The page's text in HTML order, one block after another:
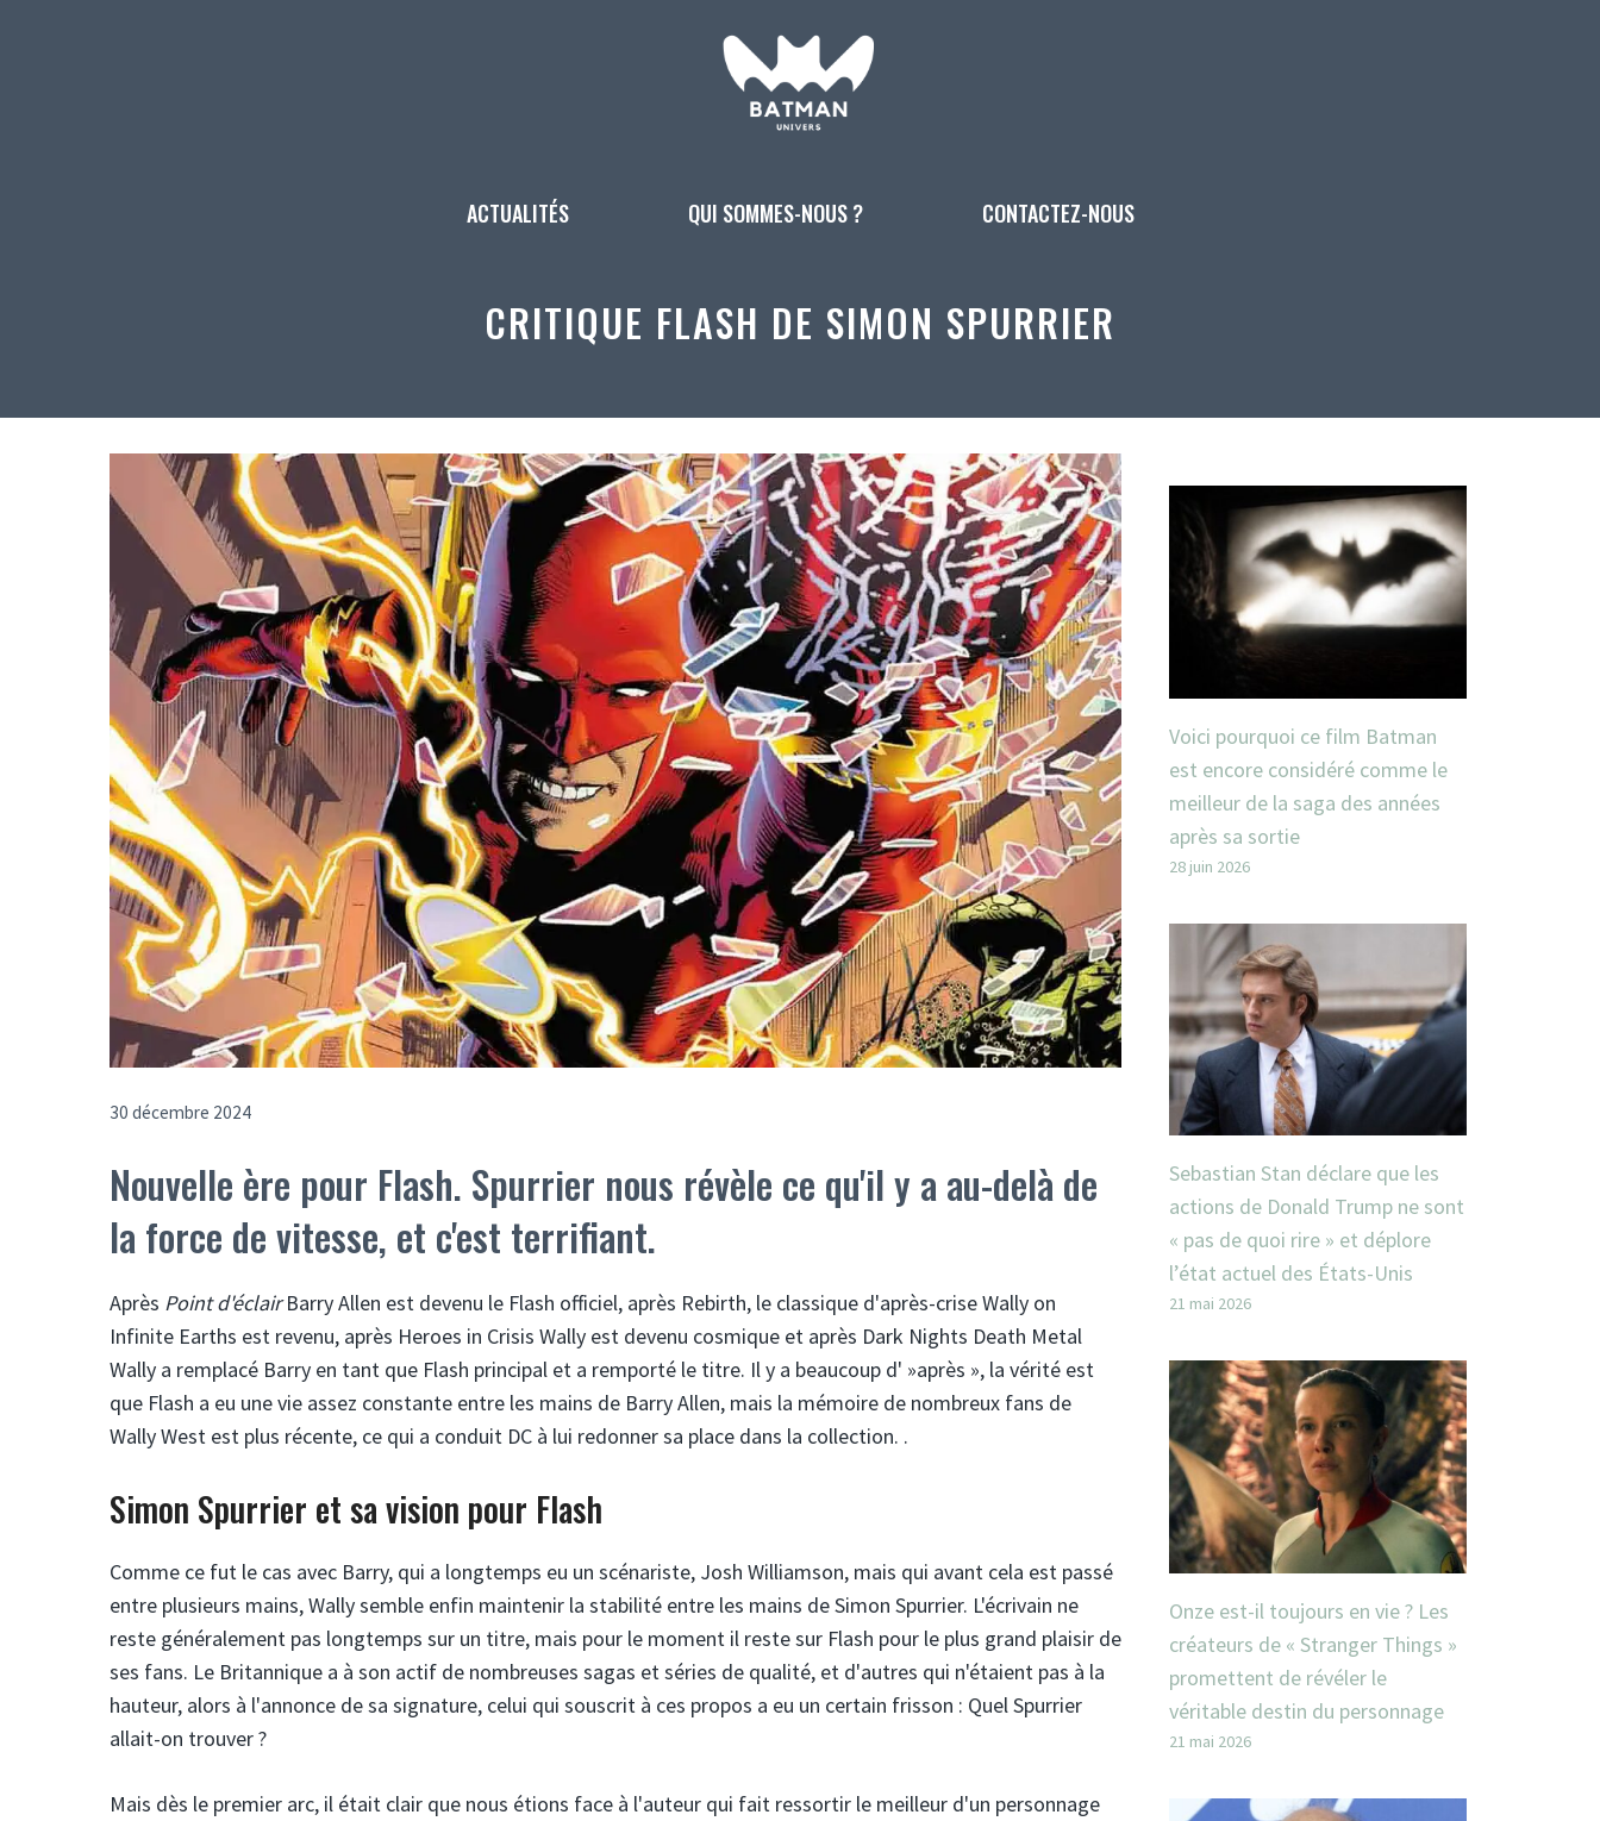
ACTUALITÉS QUI SOMMES-NOUS ? CONTACTEZ-NOUS
CRITIQUE FLASH DE SIMON SPURRIER
30 décembre 2024
Nouvelle ère pour Flash. Spurrier nous révèle ce qu'il y a au-delà de
la force de vitesse, et c'est terrifiant.
Après Point d'éclairBarry Allen est devenu le Flash officiel, après Rebirth, le classique d'après-crise Wally on
Infinite Earths est revenu, après Heroes in Crisis Wally est devenu cosmique et après Dark Nights Death Metal
Wally a remplacé Barry en tant que Flash principal et a remporté le titre. Il y a beaucoup d' »après », la vérité est
que Flash a eu une vie assez constante entre les mains de Barry Allen, mais la mémoire de nombreux fans de
Wally West est plus récente, ce qui a conduit DC à lui redonner sa place dans la collection. .
Simon Spurrier et sa vision pour Flash
Comme ce fut le cas avec Barry, qui a longtemps eu un scénariste, Josh Williamson, mais qui avant cela est passé
entre plusieurs mains, Wally semble enfin maintenir la stabilité entre les mains de Simon Spurrier. L'écrivain ne
reste généralement pas longtemps sur un titre, mais pour le moment il reste sur Flash pour le plus grand plaisir de
ses fans. Le Britannique a à son actif de nombreuses sagas et séries de qualité, et d'autres qui n'étaient pas à la
hauteur, alors à l'annonce de sa signature, celui qui souscrit à ces propos a eu un certain frisson : Quel Spurrier
allait-on trouver ?
Mais dès le premier arc, il était clair que nous étions face à l'auteur qui fait ressortir le meilleur d'un personnage
Voici pourquoi ce film Batman
est encore considéré comme le
meilleur de la saga des années
après sa sortie
28 juin 2026
Sebastian Stan déclare que les
actions de Donald Trump ne sont
« pas de quoi rire » et déplore
l’état actuel des États-Unis
21 mai 2026
Onze est-il toujours en vie ? Les
créateurs de « Stranger Things »
promettent de révéler le
véritable destin du personnage
21 mai 2026